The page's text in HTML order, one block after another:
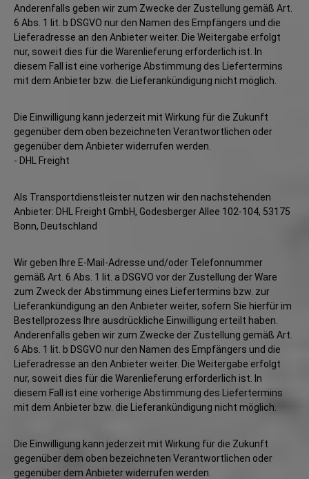
Anderenfalls geben wir zum Zwecke der Zustellung gemäß Art.
6 Abs. 1 lit. b DSGVO nur den Namen des Empfängers und die
Lieferadresse an den Anbieter weiter. Die Weitergabe erfolgt
nur, soweit dies für die Warenlieferung erforderlich ist. In
diesem Fall ist eine vorherige Abstimmung des Liefertermins
mit dem Anbieter bzw. die Lieferankündigung nicht möglich.
Die Einwilligung kann jederzeit mit Wirkung für die Zukunft
gegenüber dem oben bezeichneten Verantwortlichen oder
gegenüber dem Anbieter widerrufen werden.
- DHL Freight
Als Transportdienstleister nutzen wir den nachstehenden
Anbieter: DHL Freight GmbH, Godesberger Allee 102-104, 53175
Bonn, Deutschland
Wir geben Ihre E-Mail-Adresse und/oder Telefonnummer
gemäß Art. 6 Abs. 1 lit. a DSGVO vor der Zustellung der Ware
zum Zweck der Abstimmung eines Liefertermins bzw. zur
Lieferankündigung an den Anbieter weiter, sofern Sie hierfür im
Bestellprozess Ihre ausdrückliche Einwilligung erteilt haben.
Anderenfalls geben wir zum Zwecke der Zustellung gemäß Art.
6 Abs. 1 lit. b DSGVO nur den Namen des Empfängers und die
Lieferadresse an den Anbieter weiter. Die Weitergabe erfolgt
nur, soweit dies für die Warenlieferung erforderlich ist. In
diesem Fall ist eine vorherige Abstimmung des Liefertermins
mit dem Anbieter bzw. die Lieferankündigung nicht möglich.
Die Einwilligung kann jederzeit mit Wirkung für die Zukunft
gegenüber dem oben bezeichneten Verantwortlichen oder
gegenüber dem Anbieter widerrufen werden.